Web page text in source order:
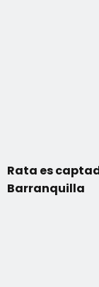
Rata es
Barranquilla